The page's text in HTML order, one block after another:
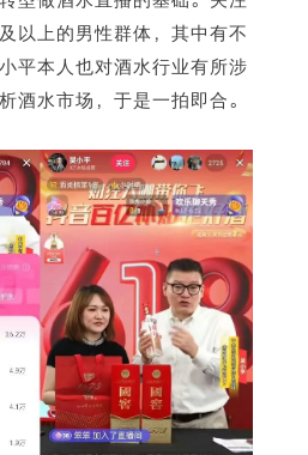
以上的男性群体，其中有不
平本人也对酒水行业有所涉
酒水市场，于是一拍即合。